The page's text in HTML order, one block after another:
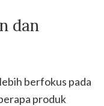
dan
berfokus pada
produk